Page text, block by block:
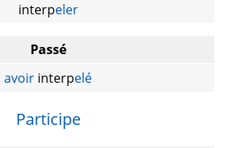
interpeler
Passé
avoir interpelé
Participe